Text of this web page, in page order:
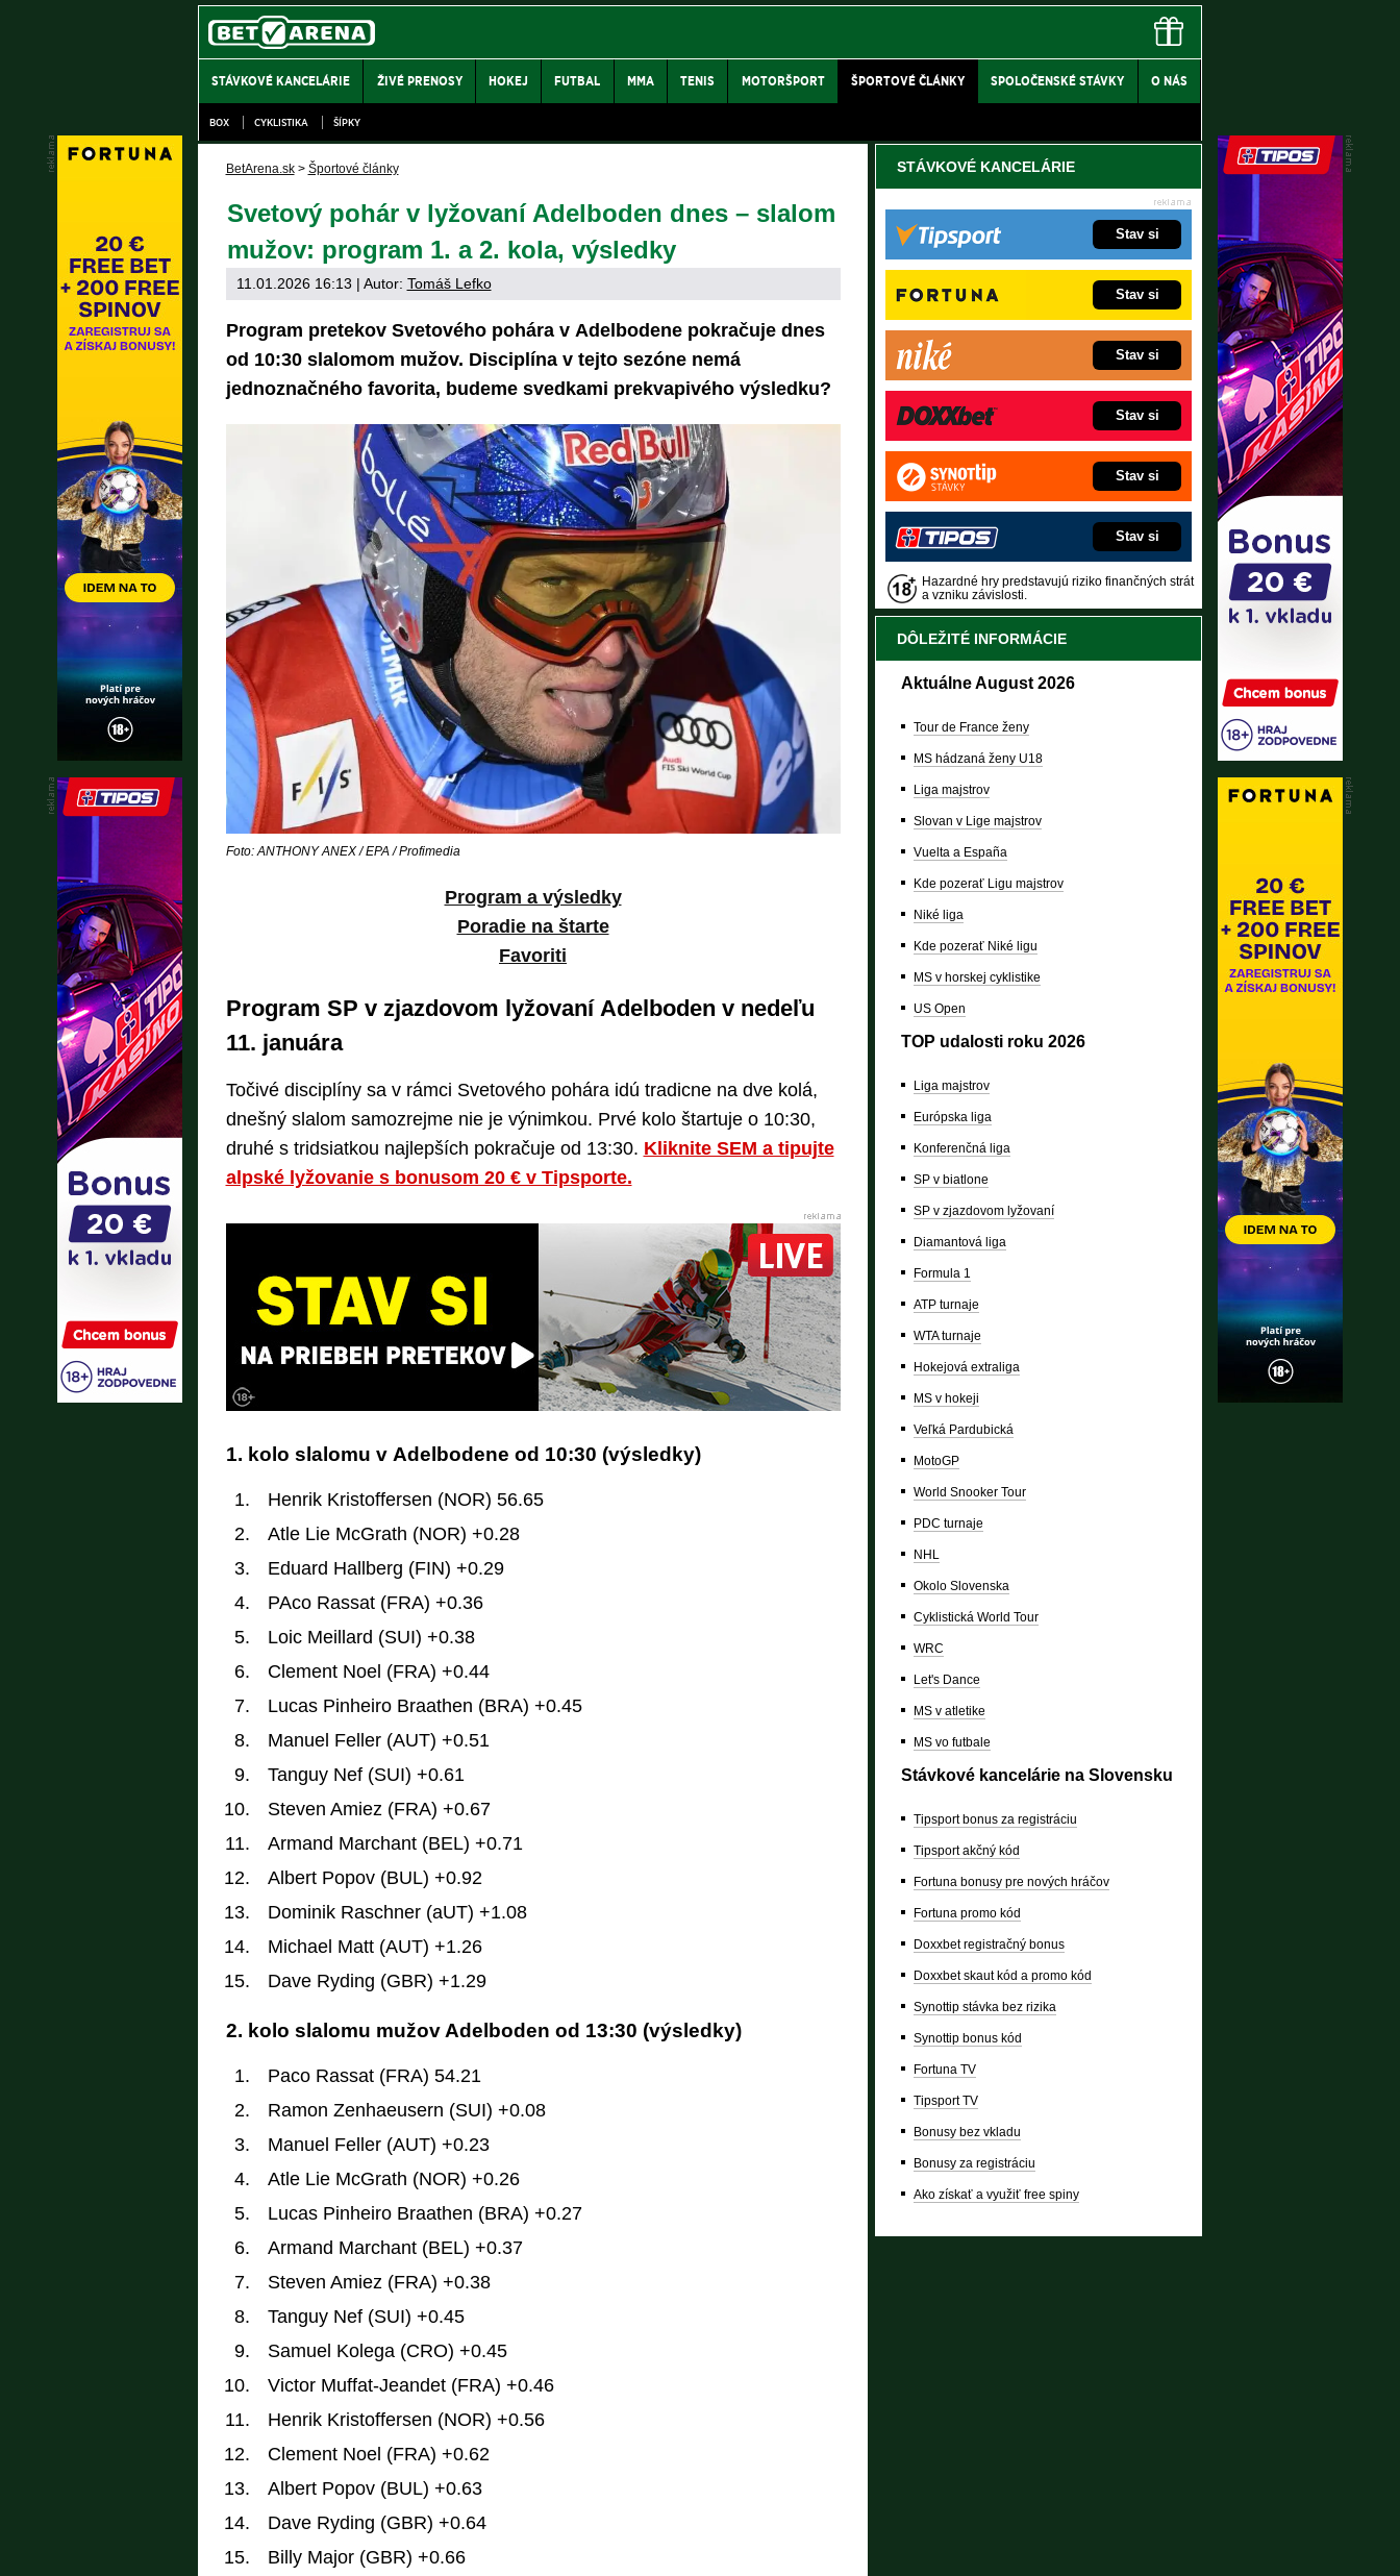
STÁVKOVÉ KANCELÁRIE ŽIVÉ PRENOSY HOKEJ FUTBAL MMA TENIS MOTORŠPORT ŠPORTOVÉ ČLÁNKY SPOLOČENSKÉ STÁVKY O NÁS
BOX CYKLISTIKA ŠÍPKY
BetArena.sk > Športové články
Svetový pohár v lyžovaní Adelboden dnes – slalom
mužov: program 1. a 2. kola, výsledky
11.01.2026 16:13 | Autor: Tomáš Lefko
Program pretekov Svetového pohára v Adelbodene pokračuje dnes
od 10:30 slalomom mužov. Disciplína v tejto sezóne nemá
jednoznačného favorita, budeme svedkami prekvapivého výsledku?
Foto: ANTHONY ANEX / EPA / Profimedia
Program a výsledky
Poradie na štarte
Favoriti
Program SP v zjazdovom lyžovaní Adelboden v nedeľu
11. januára
Točivé disciplíny sa v rámci Svetového pohára idú tradicne na dve kolá,
dnešný slalom samozrejme nie je výnimkou. Prvé kolo štartuje o 10:30,
druhé s tridsiatkou najlepších pokračuje od 13:30. Kliknite SEM a tipujte
alpské lyžovanie s bonusom 20 € v Tipsporte.
1. kolo slalomu v Adelbodene od 10:30 (výsledky)
Henrik Kristoffersen (NOR) 56.65
Atle Lie McGrath (NOR) +0.28
Eduard Hallberg (FIN) +0.29
PAco Rassat (FRA) +0.36
Loic Meillard (SUI) +0.38
Clement Noel (FRA) +0.44
Lucas Pinheiro Braathen (BRA) +0.45
Manuel Feller (AUT) +0.51
Tanguy Nef (SUI) +0.61
Steven Amiez (FRA) +0.67
Armand Marchant (BEL) +0.71
Albert Popov (BUL) +0.92
Dominik Raschner (aUT) +1.08
Michael Matt (AUT) +1.26
Dave Ryding (GBR) +1.29
2. kolo slalomu mužov Adelboden od 13:30 (výsledky)
Paco Rassat (FRA) 54.21
Ramon Zenhaeusern (SUI) +0.08
Manuel Feller (AUT) +0.23
Atle Lie McGrath (NOR) +0.26
Lucas Pinheiro Braathen (BRA) +0.27
Armand Marchant (BEL) +0.37
Steven Amiez (FRA) +0.38
Tanguy Nef (SUI) +0.45
Samuel Kolega (CRO) +0.45
Victor Muffat-Jeandet (FRA) +0.46
Henrik Kristoffersen (NOR) +0.56
Clement Noel (FRA) +0.62
Albert Popov (BUL) +0.63
Dave Ryding (GBR) +0.64
Billy Major (GBR) +0.66
STÁVKOVÉ KANCELÁRIE
Stav si
Stav si
Stav si
Stav si
Stav si
Stav si
Hazardné hry predstavujú riziko finančných strát
a vzniku závislosti.
DÔLEŽITÉ INFORMÁCIE
Aktuálne August 2026
Tour de France ženy
MS hádzaná ženy U18
Liga majstrov
Slovan v Lige majstrov
Vuelta a España
Kde pozerať Ligu majstrov
Niké liga
Kde pozerať Niké ligu
MS v horskej cyklistike
US Open
TOP udalosti roku 2026
Liga majstrov
Európska liga
Konferenčná liga
SP v biatlone
SP v zjazdovom lyžovaní
Diamantová liga
Formula 1
ATP turnaje
WTA turnaje
Hokejová extraliga
MS v hokeji
Veľká Pardubická
MotoGP
World Snooker Tour
PDC turnaje
NHL
Okolo Slovenska
Cyklistická World Tour
WRC
Let's Dance
MS v atletike
MS vo futbale
Stávkové kancelárie na Slovensku
Tipsport bonus za registráciu
Tipsport akčný kód
Fortuna bonusy pre nových hráčov
Fortuna promo kód
Doxxbet registračný bonus
Doxxbet skaut kód a promo kód
Synottip stávka bez rizika
Synottip bonus kód
Fortuna TV
Tipsport TV
Bonusy bez vkladu
Bonusy za registráciu
Ako získať a využiť free spiny